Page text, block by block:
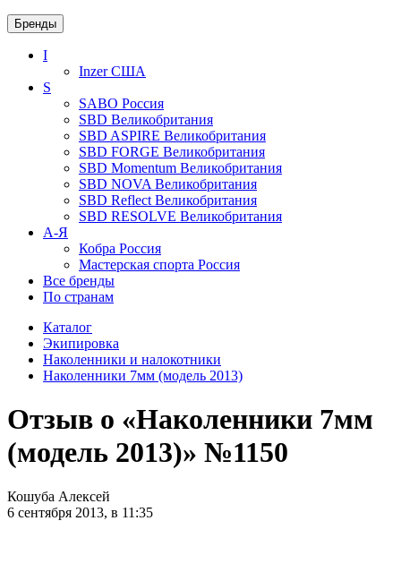
Бренды
I
InzerСША
S
SABO Россия
SBD Великобритания
SBD ASPIRE Великобритания
SBD FORGE Великобритания
SBD Momentum Великобритания
SBD NOVA Великобритания
SBD Reflect Великобритания
SBD RESOLVE Великобритания
А-Я
Кобра Россия
Мастерская спорта Россия
Все бренды
По странам
Каталог
Экипировка
Наколенники и налокотники
Наколенники 7мм (модель 2013)
Отзыв о «Наколенники 7мм
(модель 2013)» №1150
Кошуба Алексей
6 сентября 2013, в 11:35